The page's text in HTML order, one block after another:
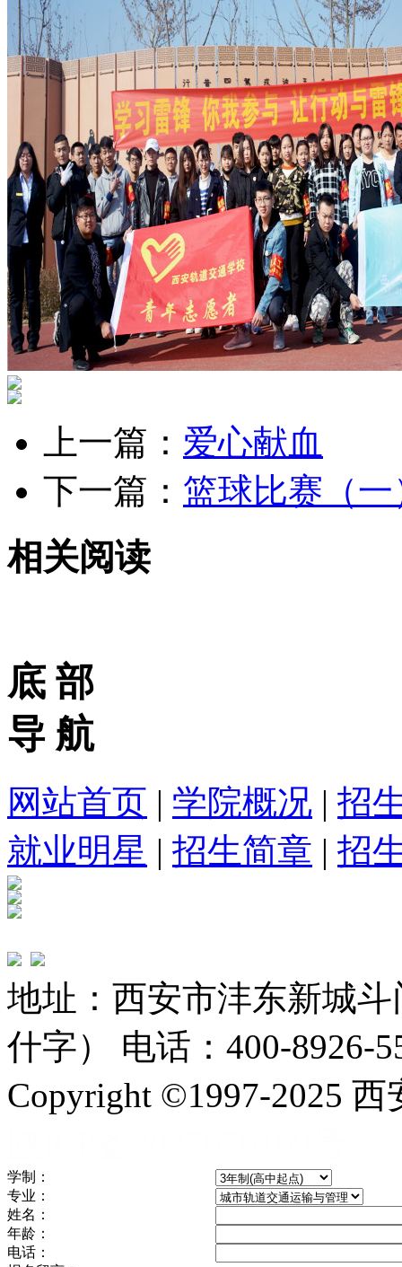
上一篇： 爱心献血
下一篇： 篮球比赛（一
相关阅读
底 部
导 航
网站首页 | 学院概况 | 招
就业明星 | 招生简章 | 招
地址：西安市沣东新城
什字） 电话：400-8926-
Copyright ©1997-2025
学制：
专业：
姓名：
年龄：
电话：